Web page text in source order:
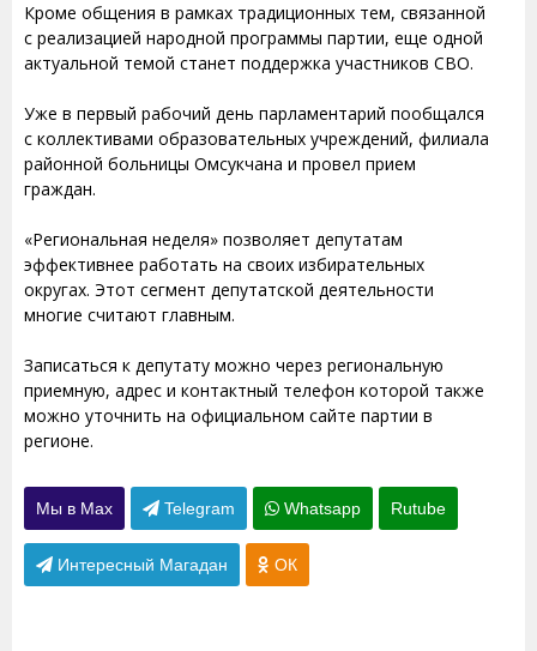
Кроме общения в рамках традиционных тем, связанной
с реализацией народной программы партии, еще одной
актуальной темой станет поддержка участников СВО.
Уже в первый рабочий день парламентарий пообщался
с коллективами образовательных учреждений, филиала
районной больницы Омсукчана и провел прием
граждан.
«Региональная неделя» позволяет депутатам
эффективнее работать на своих избирательных
округах. Этот сегмент депутатской деятельности
многие считают главным.
Записаться к депутату можно через региональную
приемную, адрес и контактный телефон которой также
можно уточнить на официальном сайте партии в
регионе.
Мы в Max Telegram Whatsapp Rutube
Интересный Магадан ОК